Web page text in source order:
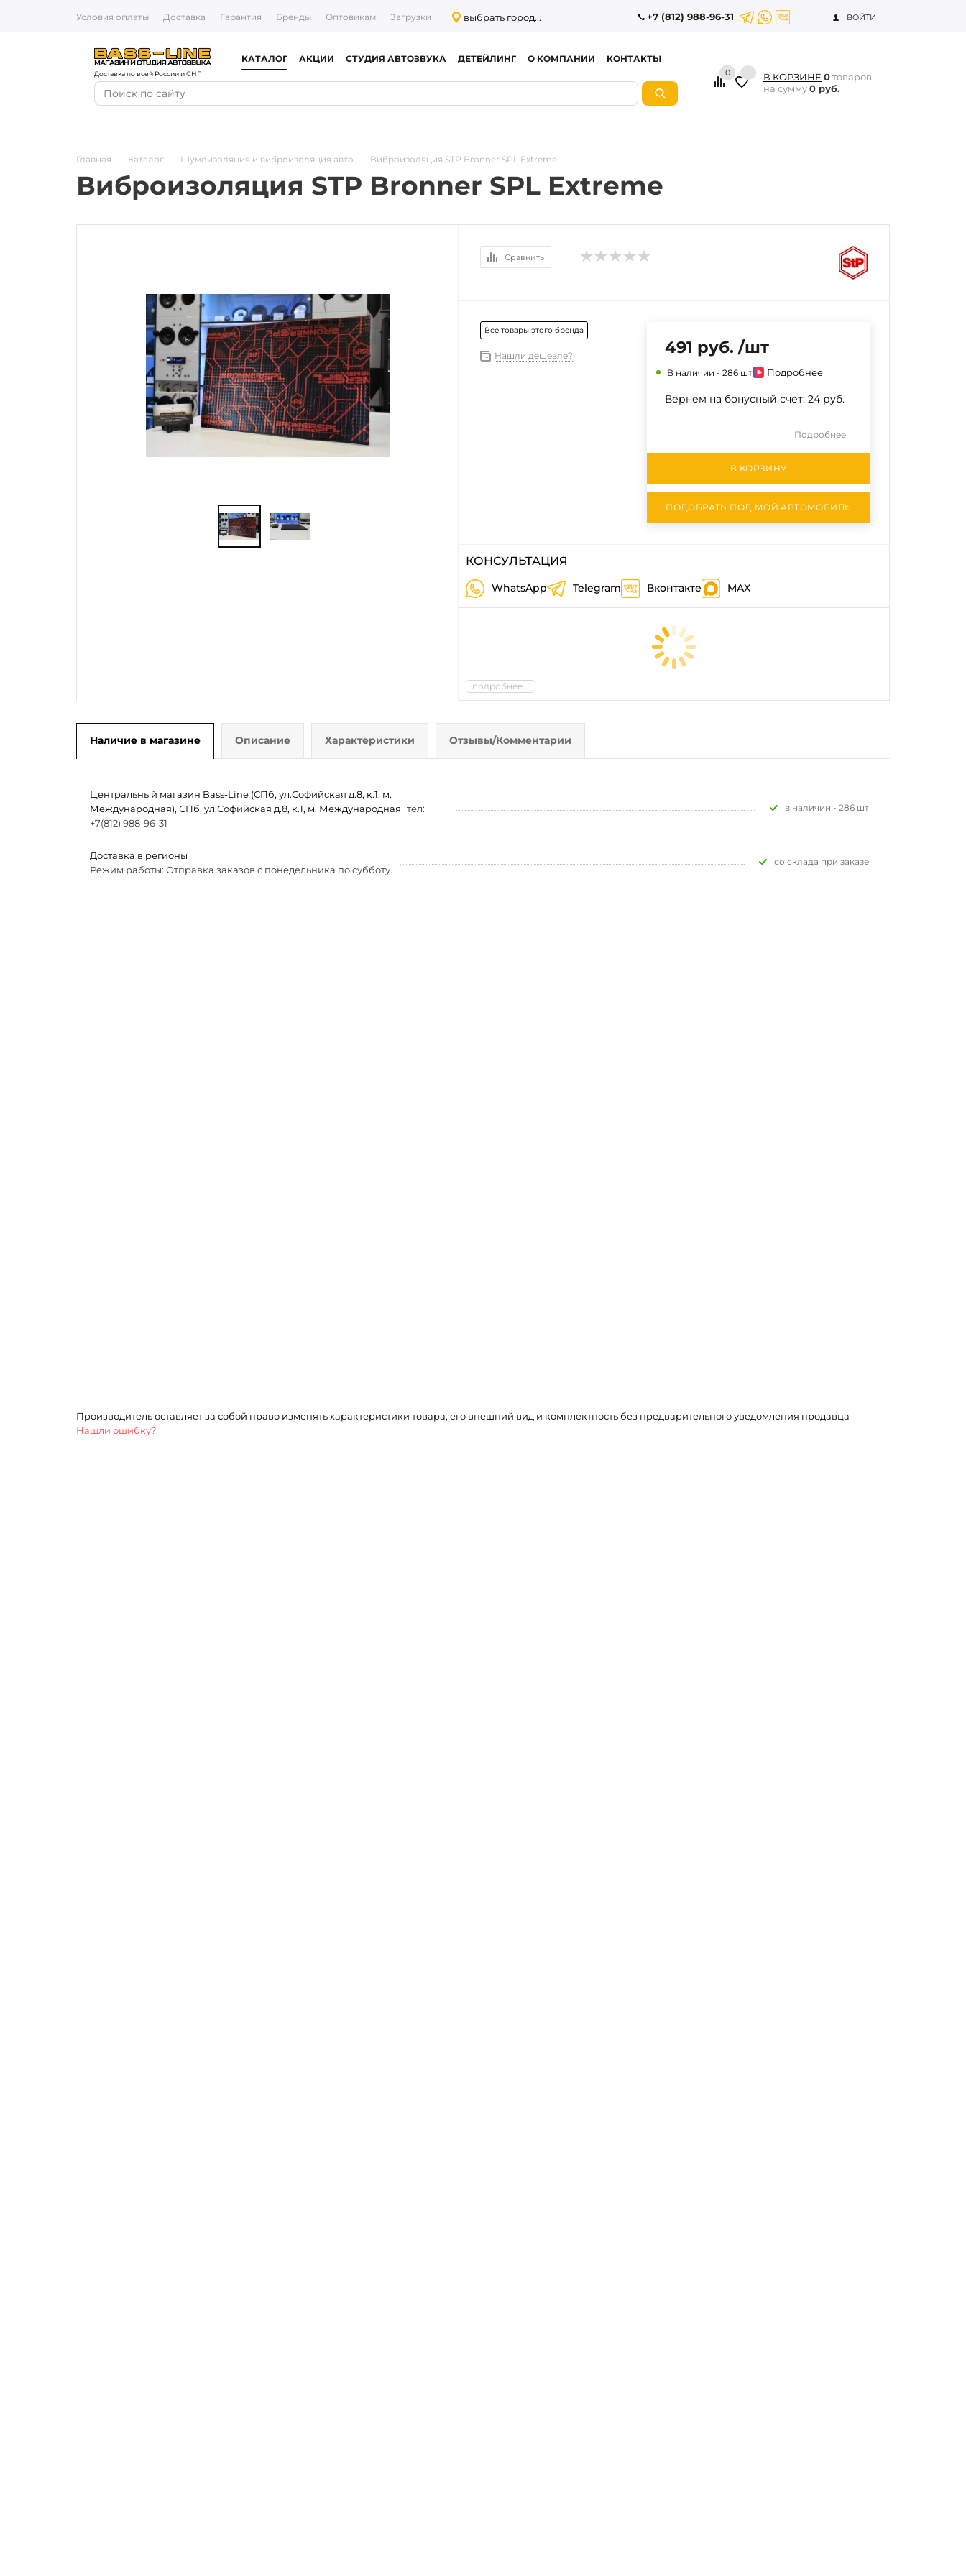
Условия оплаты Доставка Гарантия Бренды Оптовикам Загрузки выбрать город... +7 (812) 988-96-31 ВОЙТИ
Доставка по всей России и СНГ
КАТАЛОГ АКЦИИ СТУДИЯ АВТОЗВУКА ДЕТЕЙЛИНГ О КОМПАНИИ КОНТАКТЫ
0 В КОРЗИНЕ 0товаров
на сумму0 руб.
Главная - Каталог - Шумоизоляция и виброизоляция авто - Виброизоляция STP Bronner SPL Extreme
Виброизоляция STP Bronner SPL Extreme
Сравнить
Все товары этого бренда
Нашли дешевле? 491 руб. /шт
В наличии - 286 шт Подробнее
Вернем на бонусный счет: 24 руб.
Подробнее
В КОРЗИНУ
ПОДОБРАТЬ ПОД МОЙ АВТОМОБИЛЬ
КОНСУЛЬТАЦИЯ
WhatsApp Telegram Вконтакте MAX
подробнее...
Наличие в магазине Описание Характеристики Отзывы/Комментарии
Центральный магазин Bass-Line (СПб, ул.Софийская д.8, к.1, м.
Международная), СПб, ул.Софийская д.8, к.1, м. Международная тел:
+7(812) 988-96-31
В наличии - 286 шт
Доставка в регионы
Режим работы: Отправка заказов с понедельника по субботу.
Со склада при заказе
Производитель оставляет за собой право изменять характеристики товара, его внешний вид и комплектность без предварительного уведомления продавца
Нашли ошибку?